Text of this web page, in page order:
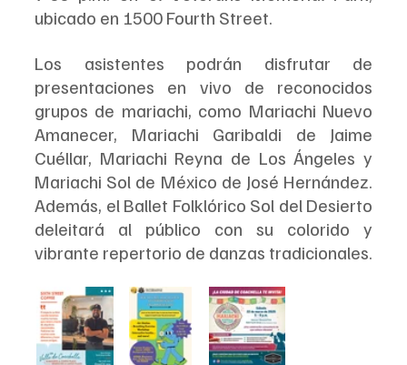
ubicado en 1500 Fourth Street.
Los asistentes podrán disfrutar de
presentaciones en vivo de reconocidos
grupos de mariachi, como Mariachi Nuevo
Amanecer, Mariachi Garibaldi de Jaime
Cuéllar, Mariachi Reyna de Los Ángeles y
Mariachi Sol de México de José Hernández.
Además, el Ballet Folklórico Sol del Desierto
deleitará al público con su colorido y